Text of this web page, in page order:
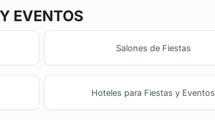
EVENTOS
Salones de Fiestas
Hoteles para Fiestas y Eventos